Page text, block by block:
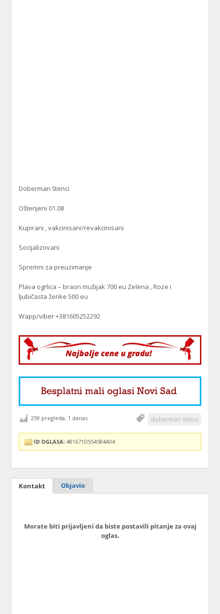
Doberman štenci
Oštenjeni 01.08
Kupirani , vakcinisani/revakcinisani
Socijalizovani
Spremni za preuzimanje
Plava ogrlica – braon mužijak 700 eu Zelena , Roze i
ljubičasta ženke 500 eu
Wapp/viber +381605252292
doberman stenci
259 pregleda, 1 danas
ID OGLASA: 481671D554584A04
Kontakt Objavio
Morate biti prijavljeni da biste postavili pitanje za ovaj
oglas.